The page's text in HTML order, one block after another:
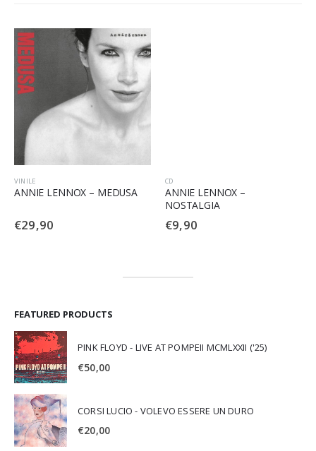
VINILE
ANNIE LENNOX – MEDUSA
€29,90
CD
ANNIE LENNOX –
NOSTALGIA
€9,90
FEATURED PRODUCTS
PINK FLOYD - LIVE AT POMPEII MCMLXXII ('25)
€50,00
CORSI LUCIO - VOLEVO ESSERE UN DURO
€20,00